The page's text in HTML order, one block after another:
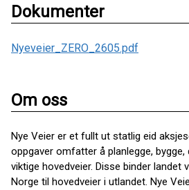
Dokumenter
Nyeveier_ZERO_2605.pdf
Om oss
Nye Veier er et fullt ut statlig eid
oppgaver omfatter å planlegge,
viktige hovedveier. Disse binder landet
Norge til hovedveier i utlandet. Nye